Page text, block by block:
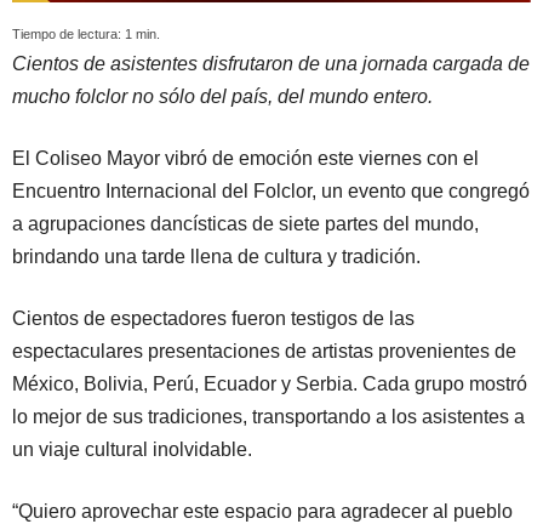
Tiempo de lectura: 1 min.
Cientos de asistentes disfrutaron de una jornada cargada de
mucho folclor no sólo del país, del mundo entero.
El Coliseo Mayor vibró de emoción este viernes con el
Encuentro Internacional del Folclor, un evento que congregó
a agrupaciones dancísticas de siete partes del mundo,
brindando una tarde llena de cultura y tradición.
Cientos de espectadores fueron testigos de las
espectaculares presentaciones de artistas provenientes de
México, Bolivia, Perú, Ecuador y Serbia. Cada grupo mostró
lo mejor de sus tradiciones, transportando a los asistentes a
un viaje cultural inolvidable.
“Quiero aprovechar este espacio para agradecer al pueblo